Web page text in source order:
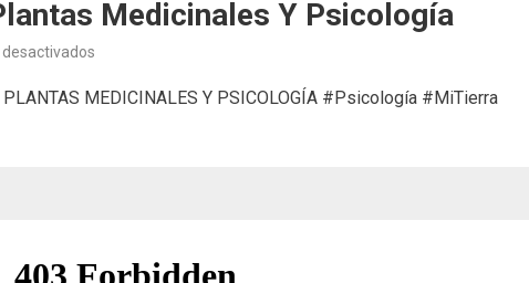
Medicinales Y Psicología
(30/01/25)
MEDICINALES Y PSICOLOGÍA #Psicología #MiTierra